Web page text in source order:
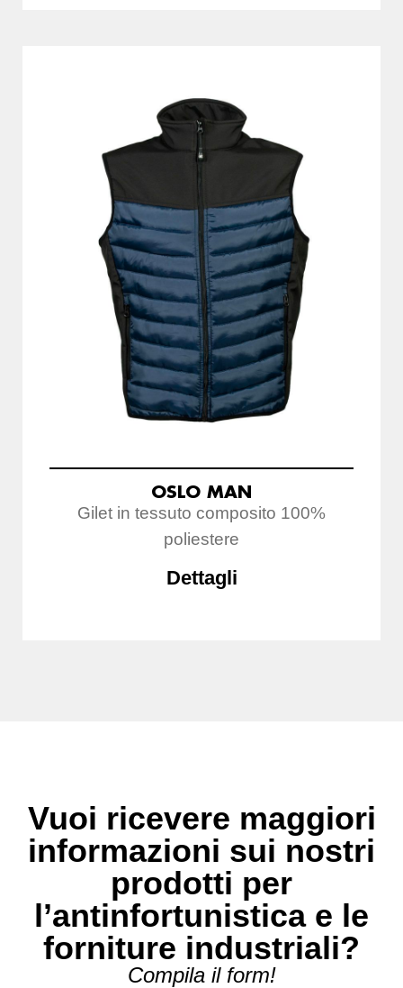
OSLO MAN
Gilet in tessuto composito 100%
poliestere
Dettagli
Vuoi ricevere maggiori
informazioni sui nostri
prodotti per
l’antinfortunistica e le
forniture industriali?
Compila il form!